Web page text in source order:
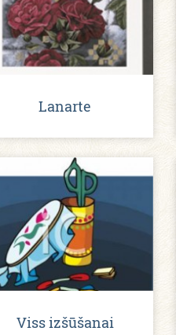
Lanarte
Viss izšūšanai